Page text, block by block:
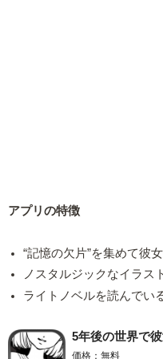
アプリの特徴
“記憶の欠片”を集めて彼
ノスタルジックなイラス
ライトノベルを読んでい
5年後の世界で
価格：無料